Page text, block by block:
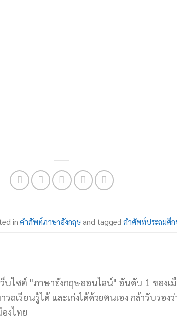
in คำศัพท์ภาษาอังกฤษand tagged คำศัพท์ประถมศึก
บไซต์ "ภาษาอังกฤษออนไลน์" อันดับ 1 ของเ
ถเรียนรู้ได้ และเก่งได้ด้วยตนเอง กล้ารับรอง
งไทย